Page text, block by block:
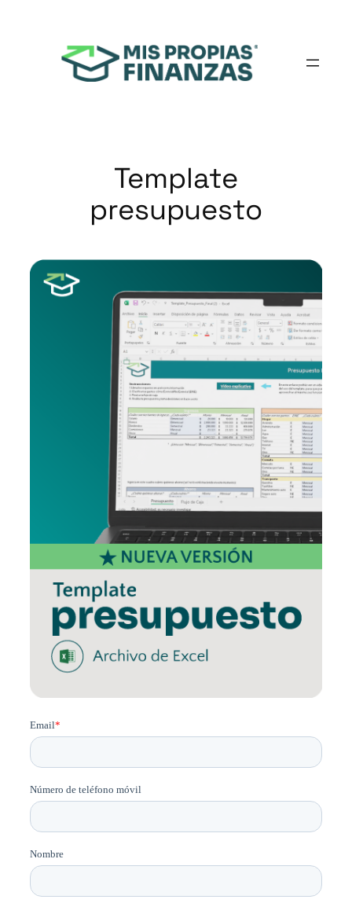
contenido
Template
presupuesto